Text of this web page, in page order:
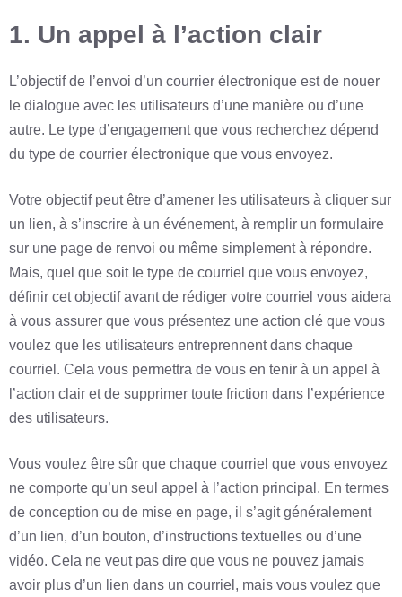
1. Un appel à l’action clair
L’objectif de l’envoi d’un courrier électronique est de nouer
le dialogue avec les utilisateurs d’une manière ou d’une
autre. Le type d’engagement que vous recherchez dépend
du type de courrier électronique que vous envoyez.
Votre objectif peut être d’amener les utilisateurs à cliquer sur
un lien, à s’inscrire à un événement, à remplir un formulaire
sur une page de renvoi ou même simplement à répondre.
Mais, quel que soit le type de courriel que vous envoyez,
définir cet objectif avant de rédiger votre courriel vous aidera
à vous assurer que vous présentez une action clé que vous
voulez que les utilisateurs entreprennent dans chaque
courriel. Cela vous permettra de vous en tenir à un appel à
l’action clair et de supprimer toute friction dans l’expérience
des utilisateurs.
Vous voulez être sûr que chaque courriel que vous envoyez
ne comporte qu’un seul appel à l’action principal. En termes
de conception ou de mise en page, il s’agit généralement
d’un lien, d’un bouton, d’instructions textuelles ou d’une
vidéo. Cela ne veut pas dire que vous ne pouvez jamais
avoir plus d’un lien dans un courriel, mais vous voulez que